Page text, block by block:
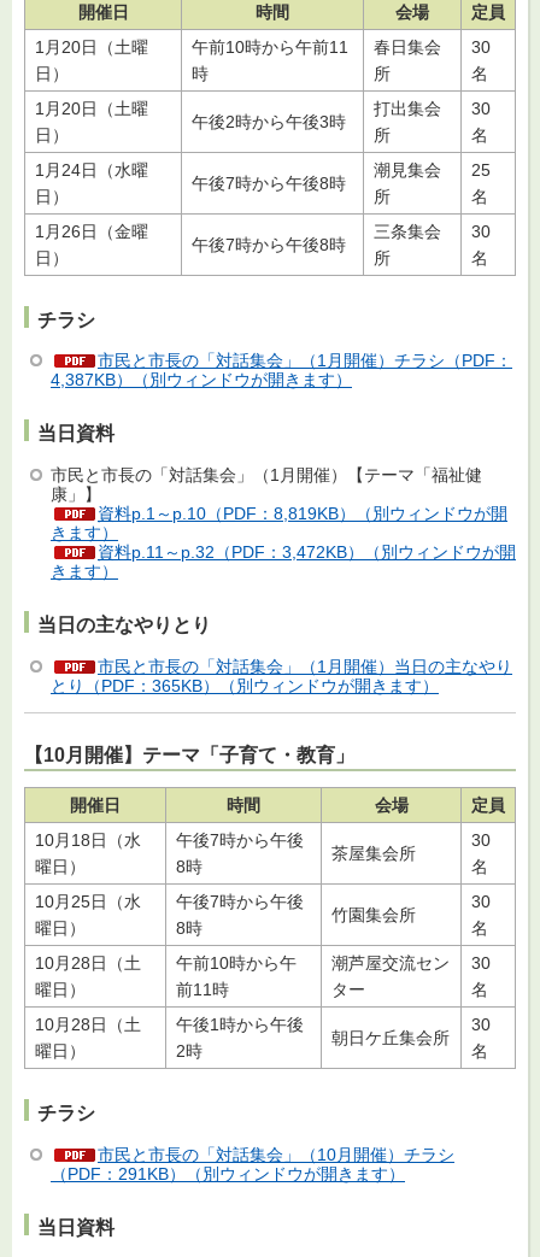
開催日 時間 会場
定員
1月20日（土曜
日）
午前10時から午前11
時
春日集会
所
30
名
1月20日（土曜
日）
午後2時から午後3時
打出集会
所
30
名
1月24日（水曜
日）
午後7時から午後8時
潮見集会
所
25
名
1月26日（金曜
日）
午後7時から午後8時
三条集会
所
30
名
チラシ
市民と市長の「対話集会」（1月開催）チラシ（PDF：
4,387KB）（別ウィンドウが開きます）
当日資料
市民と市長の「対話集会」（1月開催）【テーマ「福祉健
康」】
資料p.1～p.10（PDF：8,819KB）（別ウィンドウが開
きます）
資料p.11～p.32（PDF：3,472KB）（別ウィンドウが開
きます）
当日の主なやりとり
市民と市長の「対話集会」（1月開催）当日の主なやり
とり（PDF：365KB）（別ウィンドウが開きます）
【10月開催】テーマ「子育て・教育」
開催日 時間 会場
定員
10月18日（水
曜日）
午後7時から午後
8時
茶屋集会所
30
名
10月25日（水
曜日）
午後7時から午後
8時
竹園集会所
30
名
10月28日（土
曜日）
午前10時から午
前11時
潮芦屋交流セン
ター
30
名
10月28日（土
曜日）
午後1時から午後
2時
朝日ケ丘集会所
30
名
チラシ
市民と市長の「対話集会」（10月開催）チラシ
（PDF：291KB）（別ウィンドウが開きます）
当日資料